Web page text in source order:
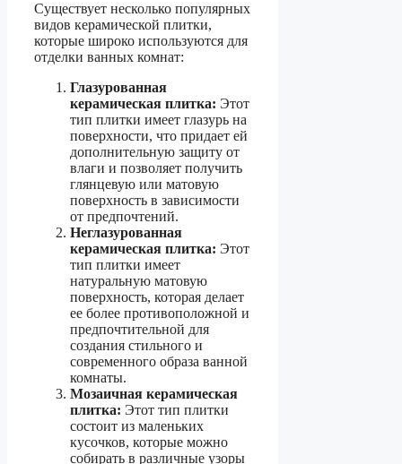
Существует несколько популярных
видов керамической плитки,
которые широко используются для
отделки ванных комнат:
Глазурованная
керамическая плитка: Этот
тип плитки имеет глазурь на
поверхности, что придает ей
дополнительную защиту от
влаги и позволяет получить
глянцевую или матовую
поверхность в зависимости
от предпочтений.
Неглазурованная
керамическая плитка: Этот
тип плитки имеет
натуральную матовую
поверхность, которая делает
ее более противоположной и
предпочтительной для
создания стильного и
современного образа ванной
комнаты.
Мозаичная керамическая
плитка: Этот тип плитки
состоит из маленьких
кусочков, которые можно
собирать в различные узоры